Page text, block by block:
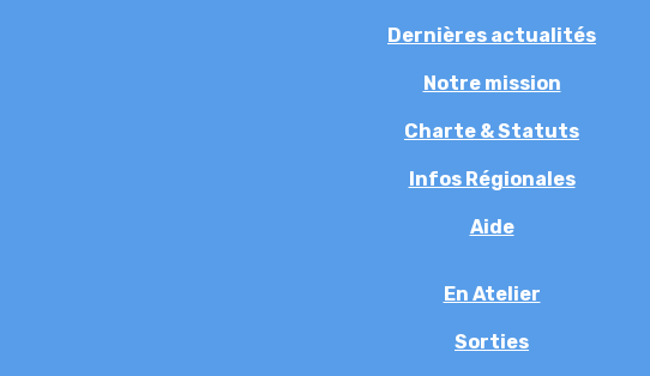
Dernières actualités
Notre mission
Charte & Statuts
Infos Régionales
Aide
En Atelier
Sorties